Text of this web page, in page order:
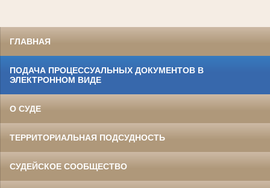
ГЛАВНАЯ
ПОДАЧА ПРОЦЕССУАЛЬНЫХ ДОКУМЕНТОВ В
ЭЛЕКТРОННОМ ВИДЕ
О СУДЕ
ТЕРРИТОРИАЛЬНАЯ ПОДСУДНОСТЬ
СУДЕЙСКОЕ СООБЩЕСТВО